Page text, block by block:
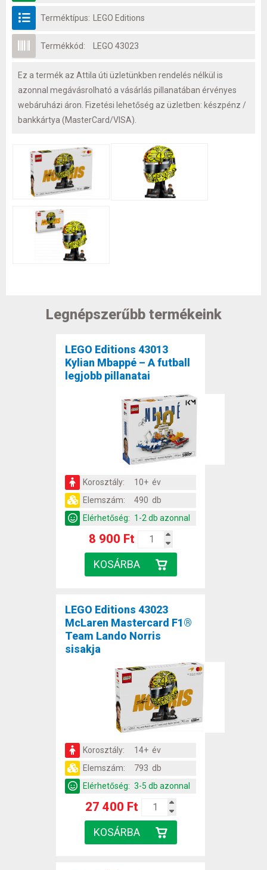
Terméktípus: LEGO Editions
Termékkód: LEGO 43023
Ez a termék az Attila úti üzletünkben rendelés nélkül is
azonnal megávásrolható a vásárlás pillanatában érvényes
webáruházi áron. Fizetési lehetőség az üzletben: készpénz /
bankkártya (MasterCard/VISA).
Legnépszerűbb termékeink
LEGO Editions 43013
Kylian Mbappé – A futball
legjobb pillanatai
Korosztály:
10+ év
Elemszám:
490 db
Elérhetőség: 1-2 db azonnal
8 900 Ft
LEGO Editions 43023
McLaren Mastercard F1®
Team Lando Norris
sisakja
Korosztály:
14+ év
Elemszám:
793 db
Elérhetőség: 3-5 db azonnal
27 400 Ft